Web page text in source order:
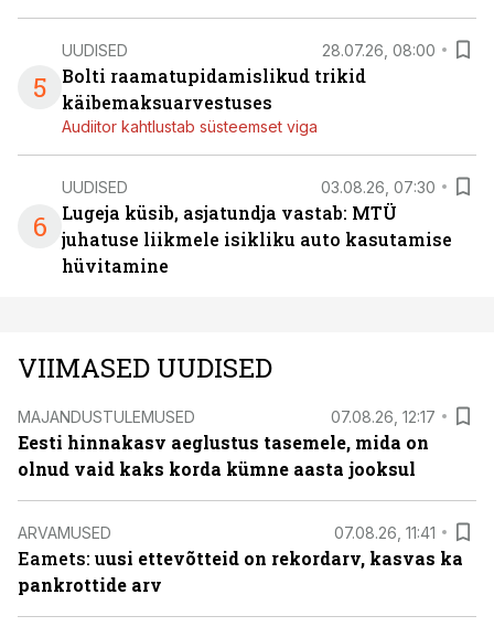
5
UUDISED 28.07.26, 08:00
Bolti raamatupidamislikud trikid
käibemaksuarvestuses
Audiitor kahtlustab süsteemset viga
6
UUDISED 03.08.26, 07:30
Lugeja küsib, asjatundja vastab: MTÜ
juhatuse liikmele isikliku auto kasutamise
hüvitamine
VIIMASED UUDISED
MAJANDUSTULEMUSED 07.08.26, 12:17
Eesti hinnakasv aeglustus tasemele, mida on
olnud vaid kaks korda kümne aasta jooksul
ARVAMUSED 07.08.26, 11:41
Eamets: uusi ettevõtteid on rekordarv, kasvas ka
pankrottide arv